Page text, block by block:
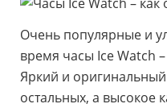
Очень популярные и
время часы Ice Watch
Яркий и
остальных, а высокое